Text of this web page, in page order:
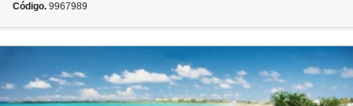
Código. 9967989